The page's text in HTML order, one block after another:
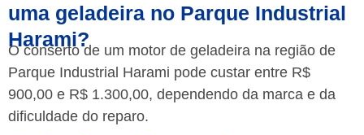
uma geladeira no Parque Industrial
Harami?
O conserto de um motor de geladeira na região de
Parque Industrial Harami pode custar entre R$
900,00 e R$ 1.300,00, dependendo da marca e da
dificuldade do reparo.